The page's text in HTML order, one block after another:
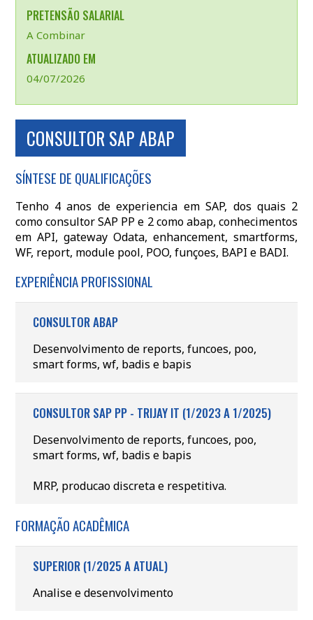
PRETENSÃO SALARIAL
A Combinar
ATUALIZADO EM
04/07/2026
CONSULTOR SAP ABAP
SÍNTESE DE QUALIFICAÇÕES
Tenho 4 anos de experiencia em SAP, dos quais 2
como consultor SAP PP e 2 como abap, conhecimentos
em API, gateway Odata, enhancement, smartforms,
WF, report, module pool, POO, funçoes, BAPI e BADI.
EXPERIÊNCIA PROFISSIONAL
CONSULTOR ABAP
Desenvolvimento de reports, funcoes, poo,
smart forms, wf, badis e bapis
CONSULTOR SAP PP - TRIJAY IT (1/2023 A 1/2025)
Desenvolvimento de reports, funcoes, poo,
smart forms, wf, badis e bapis
MRP, producao discreta e respetitiva.
FORMAÇÃO ACADÊMICA
SUPERIOR (1/2025 A ATUAL)
Analise e desenvolvimento